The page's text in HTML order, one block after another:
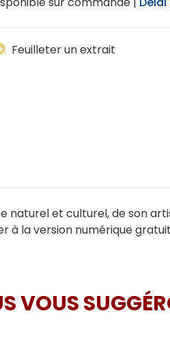
Feuilleter un extrait
naturel et culturel, de son
à la version numérique
VOUS